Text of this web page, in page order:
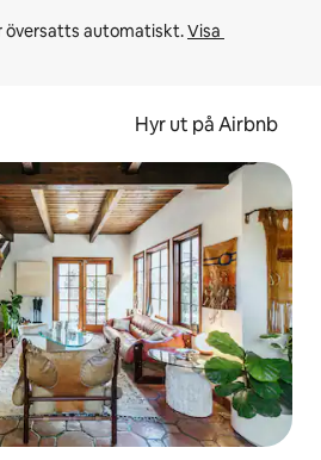
översatts automatiskt. Visa
Hyr ut på Airbnb